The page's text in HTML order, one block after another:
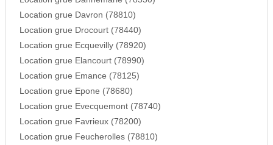
Location grue Davron (78810)
Location grue Drocourt (78440)
Location grue Ecquevilly (78920)
Location grue Elancourt (78990)
Location grue Emance (78125)
Location grue Epone (78680)
Location grue Evecquemont (78740)
Location grue Favrieux (78200)
Location grue Feucherolles (78810)